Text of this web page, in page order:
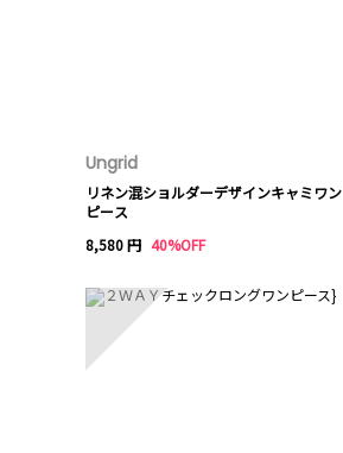
Ungrid
リネン混ショルダーデザインキャミワン
ピース
8,580 円 40%OFF